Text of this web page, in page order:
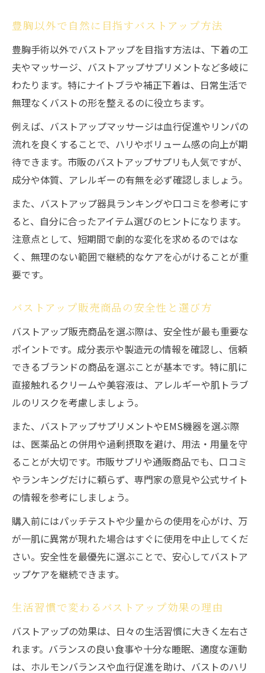
豊胸以外で自然に目指すバストアップ方法
豊胸手術以外でバストアップを目指す方法は、下着の工
夫やマッサージ、バストアップサプリメントなど多岐に
わたります。特にナイトブラや補正下着は、日常生活で
無理なくバストの形を整えるのに役立ちます。
例えば、バストアップマッサージは血行促進やリンパの
流れを良くすることで、ハリやボリューム感の向上が期
待できます。市販のバストアップサプリも人気ですが、
成分や体質、アレルギーの有無を必ず確認しましょう。
また、バストアップ器具ランキングや口コミを参考にす
ると、自分に合ったアイテム選びのヒントになります。
注意点として、短期間で劇的な変化を求めるのではな
く、無理のない範囲で継続的なケアを心がけることが重
要です。
バストアップ販売商品の安全性と選び方
バストアップ販売商品を選ぶ際は、安全性が最も重要な
ポイントです。成分表示や製造元の情報を確認し、信頼
できるブランドの商品を選ぶことが基本です。特に肌に
直接触れるクリームや美容液は、アレルギーや肌トラブ
ルのリスクを考慮しましょう。
また、バストアップサプリメントやEMS機器を選ぶ際
は、医薬品との併用や過剰摂取を避け、用法・用量を守
ることが大切です。市販サプリや通販商品でも、口コミ
やランキングだけに頼らず、専門家の意見や公式サイト
の情報を参考にしましょう。
購入前にはパッチテストや少量からの使用を心がけ、万
が一肌に異常が現れた場合はすぐに使用を中止してくだ
さい。安全性を最優先に選ぶことで、安心してバストア
ップケアを継続できます。
生活習慣で変わるバストアップ効果の理由
バストアップの効果は、日々の生活習慣に大きく左右さ
れます。バランスの良い食事や十分な睡眠、適度な運動
は、ホルモンバランスや血行促進を助け、バストのハリ